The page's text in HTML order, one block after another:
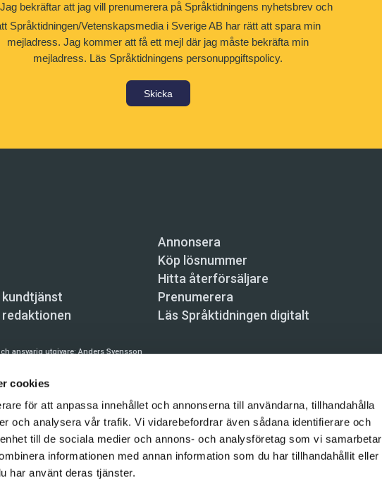
cookies
för att anpassa innehållet och annonserna till användarna, tillhandahålla
och analysera vår trafik. Vi vidarebefordrar även sådana identifierare och
till de sociala medier och annons- och analysföretag som vi samarbetar
informationen med annan information som du har tillhandahållit eller
har använt deras tjänster.
Jag bekräftar att jag vill prenumerera på Språktidningens nyhetsbrev och
Språktidningen/Vetenskapsmedia i Sverige AB har rätt att spara min
mejladress. Jag kommer att få ett mejl där jag måste bekräfta min
mejladress. Läs Språktidningens personuppgiftspolicy.
Skicka
Annonsera
Köp lösnummer
Hitta återförsäljare
Prenumerera
Läs Språktidningen digitalt
ansvarig utgivare:Anders Svensson
prenumeration: 08-121 062 34 (vardagar 8–17), kundtjanst@spraktidningen.se
automatiska tjänster och maskinläsbara metoder (robotar, spiders, indexering och liknande) är inte
på denna webbplats är upphovsrättsligt skyddat.
och Vetenskapsmedia i Sverige AB 2026